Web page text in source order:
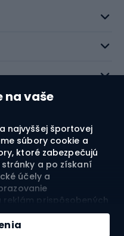
na vaše
najvyššej športovej
súbory cookie a
ktoré zabezpečujú
a po získaní
účely a
prispôsobených
účinnosti. Súbory
môžu byť
recenzie